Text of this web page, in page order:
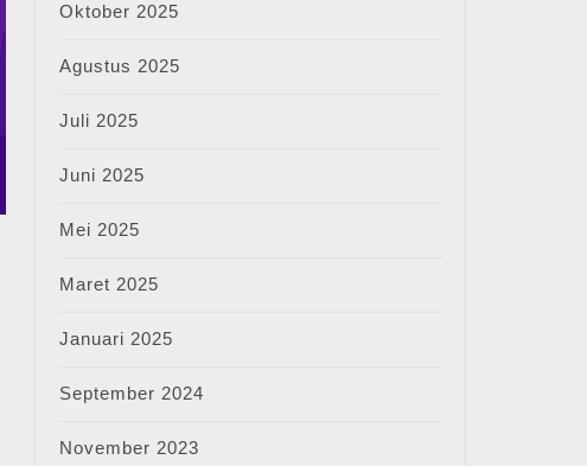
Oktober 2025
Agustus 2025
Juli 2025
Juni 2025
Mei 2025
Maret 2025
Januari 2025
September 2024
November 2023